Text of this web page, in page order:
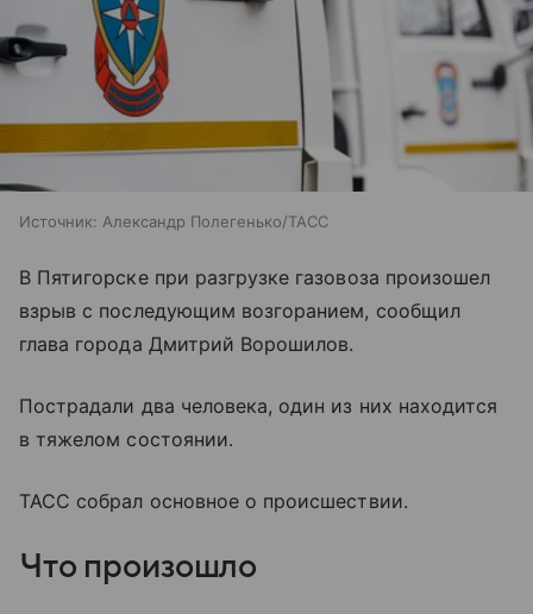
Источник: Александр Полегенько/ТАСС
В Пятигорске при разгрузке газовоза произошел
взрыв с последующим возгоранием, сообщил
глава города Дмитрий Ворошилов.
Пострадали два человека, один из них находится
в тяжелом состоянии.
ТАСС собрал основное о происшествии.
Что произошло